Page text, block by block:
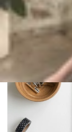
Ngày đăng: 11/
Cập nhật:11/06/
Theo dõi